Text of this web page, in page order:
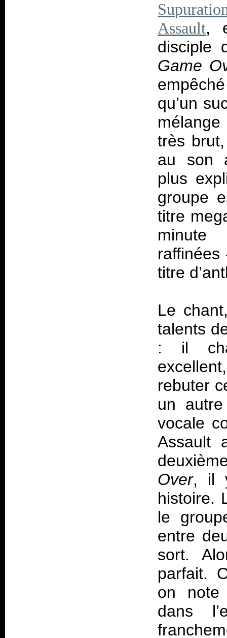
Assault,
disciple
Game
qu’un
très
au son
plus
groupe
titre
minute
titre
Le
talents
: il
rebuter
un
vocale
Assault
Over, il
histoire.
le
entre
sort.
parfait.
on note
dans